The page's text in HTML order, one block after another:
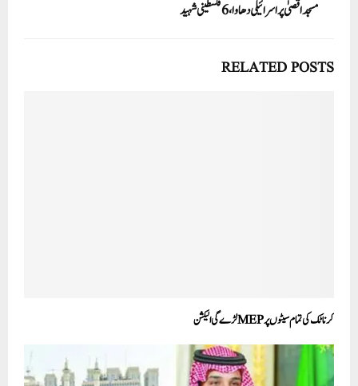
مسجد اقصیٰ پر اسرائیلی دھاوا، 6 فلسطینی شہید
RELATED POSTS
کرناٹک کی تمام سیٹوں پرMEPلڑے گی الیکشن